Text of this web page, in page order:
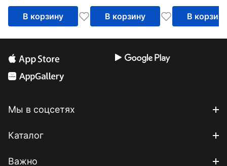
В корзину В корзину В корзину
Мы в соцсетях
Каталог
Важно